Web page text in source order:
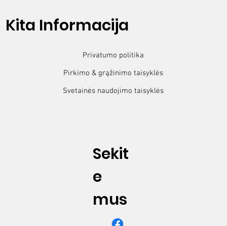
Kita Informacija
Privatumo politika
Pirkimo & grąžinimo taisyklės
Svetainės naudojimo taisyklės
Sekit
e
mus